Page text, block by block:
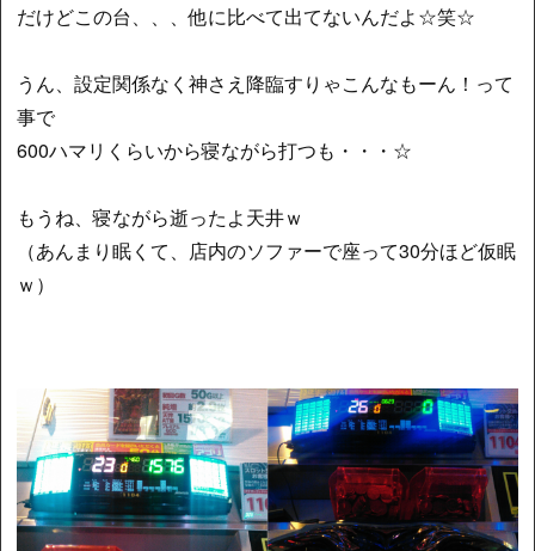
だけどこの台、、、他に比べて出てないんだよ☆笑☆
うん、設定関係なく神さえ降臨すりゃこんなもーん！って
事で
600ハマリくらいから寝ながら打つも・・・☆
もうね、寝ながら逝ったよ天井ｗ
（あんまり眠くて、店内のソファーで座って30分ほど仮眠
ｗ）